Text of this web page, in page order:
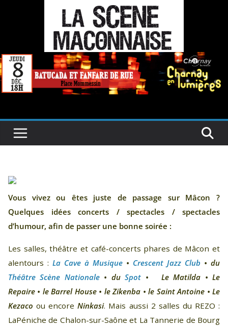
contenu
Vous vivez ou êtes juste de passage sur Mâcon ?
Quelques idées concerts / spectacles / spectacles
d’humour, afin de passer une bonne soirée :
Les salles, théâtre et café-concerts phares de Mâcon et
alentours : La Cave à Musique • Crescent Jazz Club • du
Théâtre Scène Nationale• duSpot • Le Matilda •Le
Repaire • le Barrel House • le Zikenba • le Saint Antoine • Le
Kezacoou encoreNinkasi. Mais aussi 2 salles du REZO :
LaPéniche de Chalon-sur-Saône et La Tannerie de Bourg